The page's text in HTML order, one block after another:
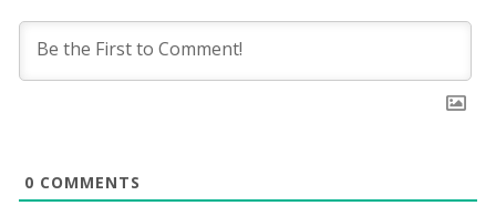
0 COMMENTS